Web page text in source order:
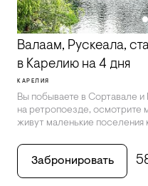
Валаам, Рускеала,
в Карелию на 4 дня
КАРЕЛИЯ
Вы побываете в Сортавале и
на ретропоезде, осмотрите
живут маленькие поселения
Забронировать